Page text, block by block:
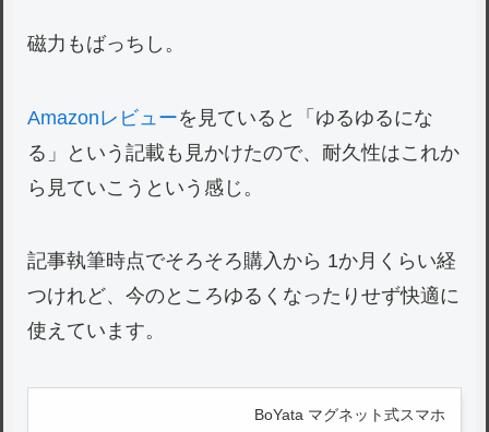
磁力もばっちし。
Amazonレビューを見ていると「ゆるゆるにな
る」という記載も見かけたので、耐久性はこれか
ら見ていこうという感じ。
記事執筆時点でそろそろ購入から 1か月くらい経
つけれど、今のところゆるくなったりせず快適に
使えています。
BoYata マグネット式スマホ